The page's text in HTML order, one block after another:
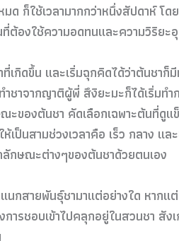
ด ก็ใช้เวลามากกว่าหนึ่งสัปดาห์ โ
ต้องใช้ความอดทนและความวิริยะ
เกิดขึ้น และเริ่มฉุกคิดได้ว่าต้นชา
ำชาจากญาติผู้พี่ สึงิยะมะก็ได้เริ่มท
ะของต้นชา คัดเลือกเฉพาะต้นที่ดู
เป็นสามช่วงเวลาคือ เร็ว กลาง แ
ลักษณะต่างๆของต้นชาด้วยตนเอง
นกสายพันธุ์ชามาแต่อย่างใด หาก
ารชอบเข้าไปคลุกอยู่ในสวนชา สั